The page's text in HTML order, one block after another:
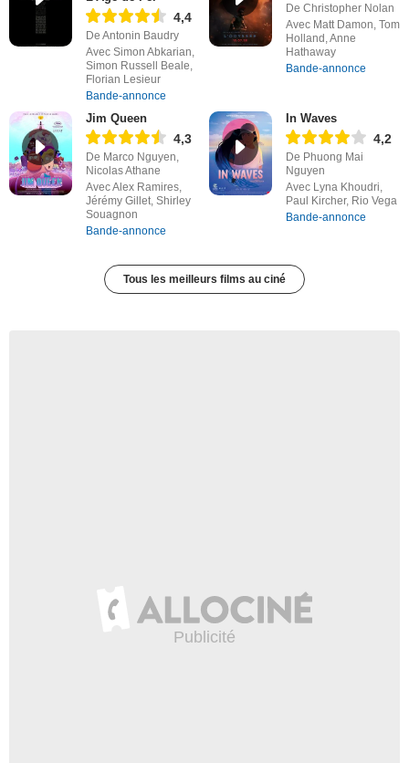
4,4
De Antonin Baudry
Avec Simon Abkarian,
Simon Russell Beale,
Florian Lesieur
Bande-annonce
De Christopher Nolan
Avec Matt Damon, Tom
Holland, Anne
Hathaway
Bande-annonce
Jim Queen
4,3
De Marco Nguyen,
Nicolas Athane
Avec Alex Ramires,
Jérémy Gillet, Shirley
Souagnon
Bande-annonce
In Waves
4,2
De Phuong Mai
Nguyen
Avec Lyna Khoudri,
Paul Kircher, Rio Vega
Bande-annonce
Tous les meilleurs films au ciné